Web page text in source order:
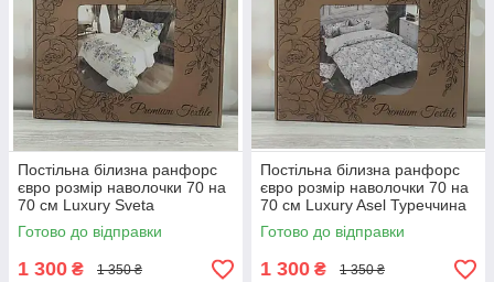
Постільна білизна ранфорс
євро розмір наволочки 70 на
70 см Luxury Sveta
Туреччина
Готово до відправки
1 300 ₴ 1 350 ₴
Постільна білизна ранфорс
євро розмір наволочки 70 на
70 см Luxury Asel Туреччина
Готово до відправки
1 300 ₴ 1 350 ₴